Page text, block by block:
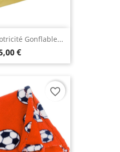
Gonflable...
€
favorite_border